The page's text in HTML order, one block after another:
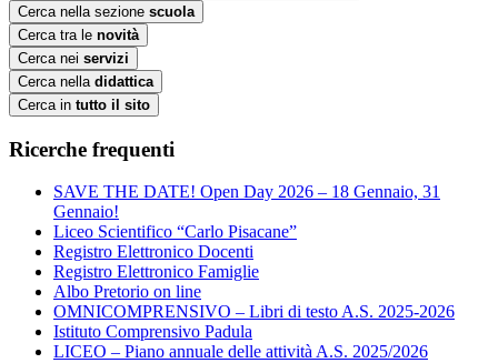
Cerca nella sezione scuola
Cerca tra le novità
Cerca nei servizi
Cerca nella didattica
Cerca in tutto il sito
Ricerche frequenti
SAVE THE DATE! Open Day 2026 – 18 Gennaio, 31
Gennaio!
Liceo Scientifico “Carlo Pisacane”
Registro Elettronico Docenti
Registro Elettronico Famiglie
Albo Pretorio on line
OMNICOMPRENSIVO – Libri di testo A.S. 2025-2026
Istituto Comprensivo Padula
LICEO – Piano annuale delle attività A.S. 2025/2026